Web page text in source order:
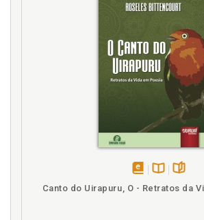
Disponível
Canto do Uirapuru, O - Retratos da